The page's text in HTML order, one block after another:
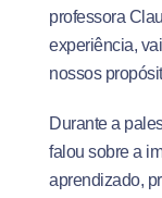
professora
experiência,
nossos
Durante a
falou sobre a
aprendizado,